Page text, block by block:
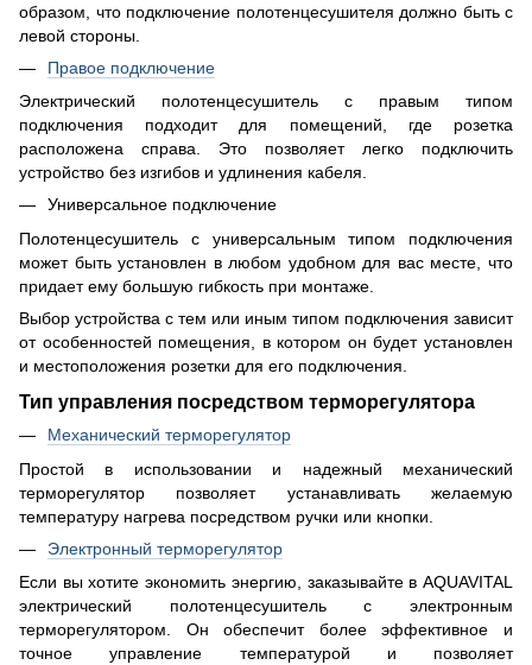
образом, что подключение полотенцесушителя должно быть с
левой стороны.
Правое подключение
Электрический полотенцесушитель с правым типом
подключения подходит для помещений, где розетка
расположена справа. Это позволяет легко подключить
устройство без изгибов и удлинения кабеля.
Универсальное подключение
Полотенцесушитель с универсальным типом подключения
может быть установлен в любом удобном для вас месте, что
придает ему большую гибкость при монтаже.
Выбор устройства с тем или иным типом подключения зависит
от особенностей помещения, в котором он будет установлен
и местоположения розетки для его подключения.
Тип управления посредством терморегулятора
Механический терморегулятор
Простой в использовании и надежный механический
терморегулятор позволяет устанавливать желаемую
температуру нагрева посредством ручки или кнопки.
Электронный терморегулятор
Если вы хотите экономить энергию, заказывайте в AQUAVITAL
электрический полотенцесушитель с электронным
терморегулятором. Он обеспечит более эффективное и
точное управление температурой и позволяет